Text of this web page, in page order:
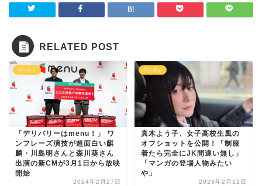
RELATED POST
エンタメ
「デリバリーはmenu！」 ワ
ンフレーズ演技が超面白い麒
麟・川島明さんと森川葵さん
出演の新CMが3月1日から放映
開始
2024年2月27日
エンタメ
真木よう子、女子高校生風の
オフショットを公開！「制服
着たら完全にJK間違い無し」
「マンガの登場人物みたい
や」
2023年2月12日